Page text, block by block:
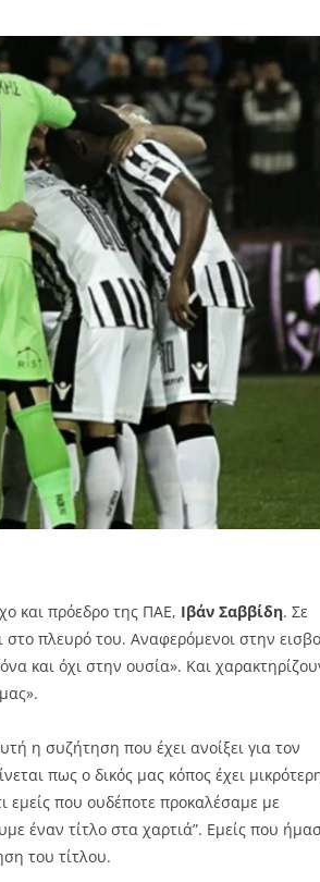
και πρόεδρο της ΠΑΕ, Ιβάν Σαββίδη. Σε
στο πλευρό του. Αναφερόμενοι στην
και όχι στην ουσία». Και
η συζήτηση που έχει ανοίξει για τον
πως ο δικός μας κόπος έχει
εμείς που ουδέποτε προκαλέσαμε με
έναν τίτλο στα χαρτιά”. Εμείς που
του τίτλου.